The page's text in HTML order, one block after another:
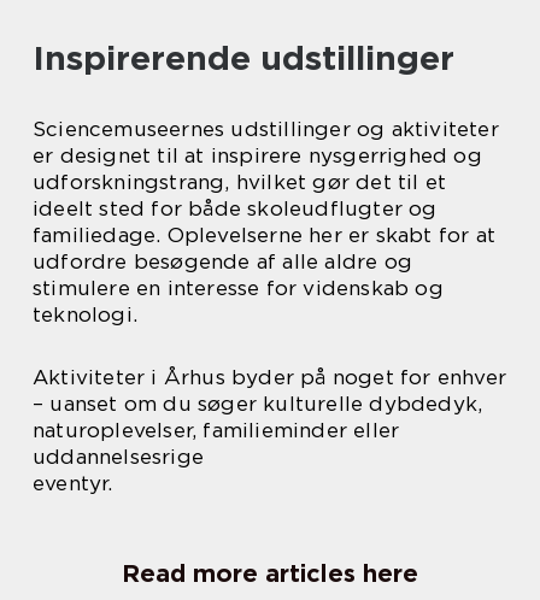
Inspirerende udstillinger
Sciencemuseernes udstillinger og aktiviteter
er designet til at inspirere nysgerrighed og
udforskningstrang, hvilket gør det til et
ideelt sted for både skoleudflugter og
familiedage. Oplevelserne her er skabt for at
udfordre besøgende af alle aldre og
stimulere en interesse for videnskab og
teknologi.
Aktiviteter i Århus byder på noget for enhver
– uanset om du søger kulturelle dybdedyk,
naturoplevelser, familieminder eller
uddannelsesrige
eventyr.
Read more articles here